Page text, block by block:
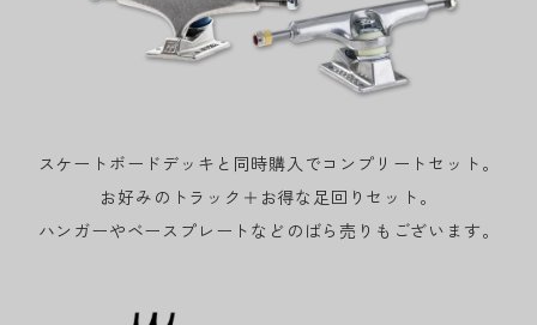
スケートボードデッキと同時購入でコンプリートセット。
お好みのトラック＋お得な足回りセット。
ハンガーやベースプレートなどのばら売りもございます。